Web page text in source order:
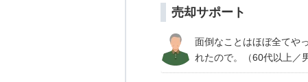
売却サポート
面倒なことはほぼ全てや
れたので。（60代以上／